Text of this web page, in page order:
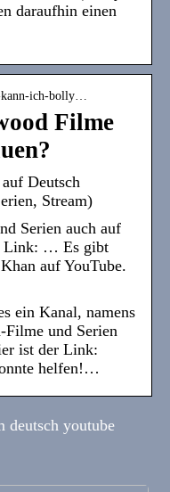
daraufhin einen
ich-bolly…
Filme
Deutsch
Stream)
Serien auch auf
Link: … Es gibt
auf YouTube.
ein Kanal, namens
und Serien
ist der Link:
helfen!…
deutsch youtube